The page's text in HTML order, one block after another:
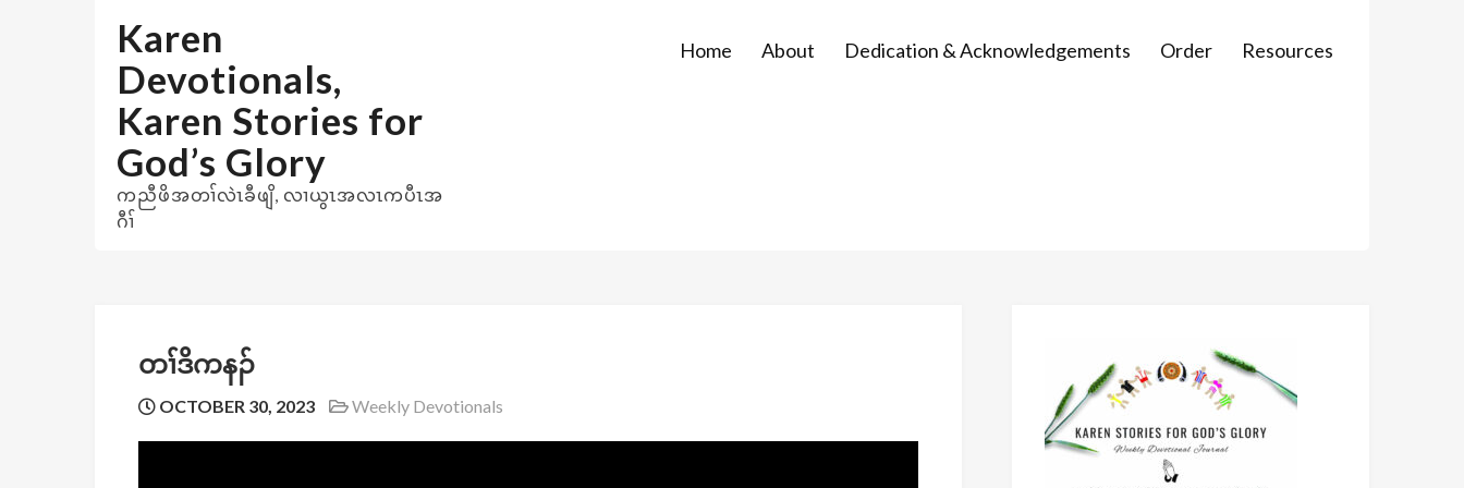
Karen
Devotionals,
Karen Stories for
God’s Glory
ကညီဖိအတၢ်လဲၤခီဖျိ, လၢယွၤအလၤကပီၤအ
ဂီၢ်
Home About Dedication & Acknowledgements Order Resources
တၢ်ဒိကနၣ်
OCTOBER 30, 2023 Weekly Devotionals